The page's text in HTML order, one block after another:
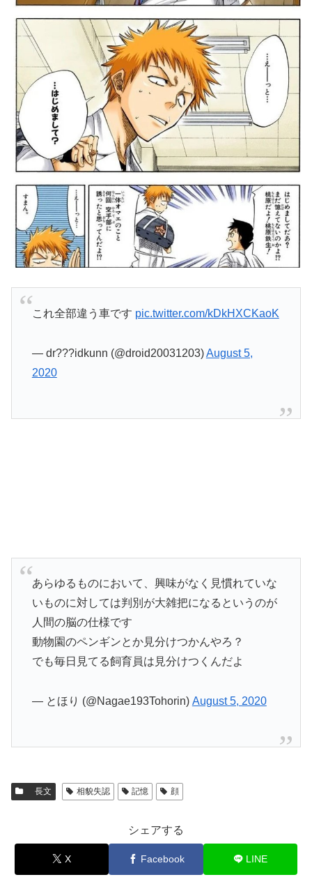
これ全部違う車です pic.twitter.com/kDkHXCKaoK
— dr???idkunn (@droid20031203)August 5,
2020
あらゆるものにおいて、興味がなく見慣れていな
いものに対しては判別が大雑把になるというのが
人間の脳の仕様です
動物園のペンギンとか見分けつかんやろ？
でも毎日見てる飼育員は見分けつくんだよ
— とほり (@Nagae193Tohorin) August 5, 2020
長文 相貌失認 記憶 顔
シェアする
X Facebook LINE